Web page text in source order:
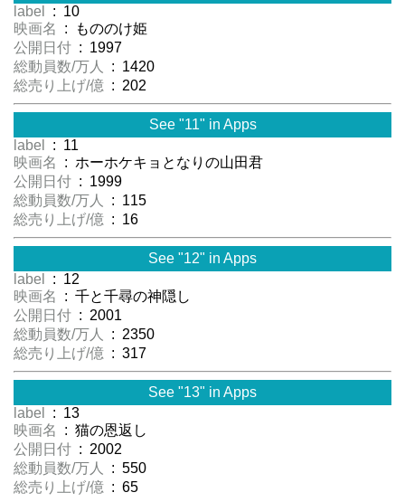
label
: 10
映画名
: もののけ姫
公開日付 : 1997
総動員数/万人
: 1420
総売り上げ/億 : 202
See "11" in Apps
label
: 11
映画名
: ホーホケキョとなりの山田君
公開日付 : 1999
総動員数/万人
: 115
総売り上げ/億 : 16
See "12" in Apps
label
: 12
映画名
: 千と千尋の神隠し
公開日付 : 2001
総動員数/万人
: 2350
総売り上げ/億 : 317
See "13" in Apps
label
: 13
映画名
: 猫の恩返し
公開日付 : 2002
総動員数/万人
: 550
総売り上げ/億 : 65